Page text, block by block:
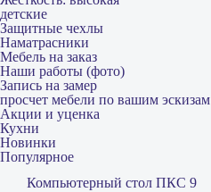
детские
Защитные чехлы
Наматрасники
Мебель на заказ
Наши работы (фото)
Запись на замер
просчет мебели по вашим эскизам
Акции и уценка
Кухни
Новинки
Популярное
Компьютерный стол ПКС 9